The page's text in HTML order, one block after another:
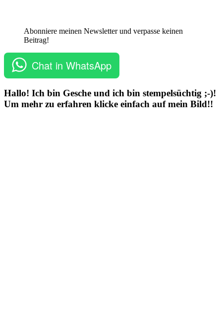
Abonniere meinen Newsletter und verpasse keinen
Beitrag!
Chat in WhatsApp
Hallo! Ich bin Gesche und ich bin stempelsüchtig ;-)!
Um mehr zu erfahren klicke einfach auf mein Bild!!